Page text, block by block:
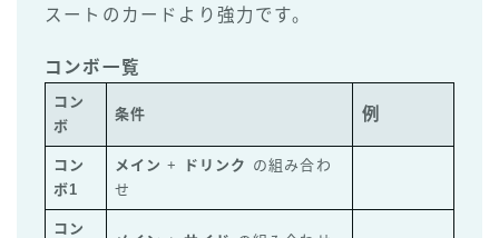
スートのカードより強力です。
コンボ一覧
コン
ボ
条件 例
コン
ボ1
メイン + ドリンク の組み合わ
せ
コン